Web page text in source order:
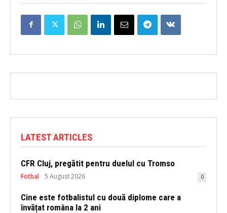
LATEST ARTICLES
CFR Cluj, pregătit pentru duelul cu Tromso
Fotbal 5 August 2026 0
Cine este fotbalistul cu două diplome care a
învățat româna la 2 ani